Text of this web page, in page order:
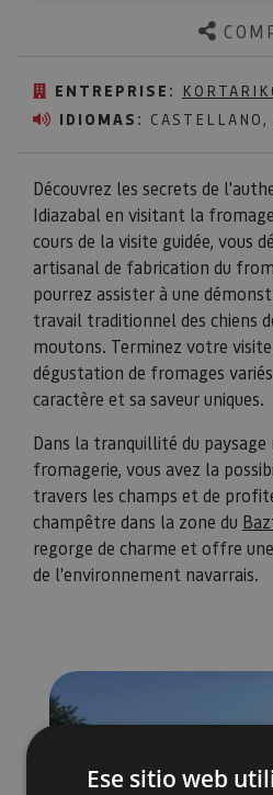
ENTREPRISE:
IDIOMAS: CASTELLANO,
Découvrez les secrets de
Idiazabal en visitant la
cours de la visite guidée, vous
artisanal de fabrication du
pourrez assister à une
travail traditionnel des chiens
moutons. Terminez votre visite
dégustation de fromages
caractère et sa saveur uniques.
Dans la tranquillité du
fromagerie, vous avez la
travers les champs et de
champêtre dans la zone du
regorge de charme et offre
de l'environnement navarrais.
Ese sitio web